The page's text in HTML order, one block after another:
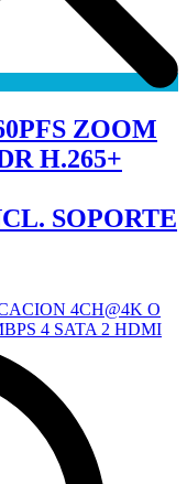
ZOOM
H.265+
SOPORTE